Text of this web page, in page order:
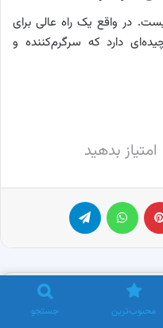
در واقع یک راه عالی برای
دارد که سرگرم‌کننده و
امتیاز بدهید
پینترست
محبوب‌ترین جستجو